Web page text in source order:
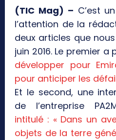
(TIC Mag) – C’est
l’attention de la
deux articles que
juin 2016. Le premier a
développer pour
pour anticiper les
Et le second, une
de l’entreprise
intitulé : « Dans un
objets de la terre